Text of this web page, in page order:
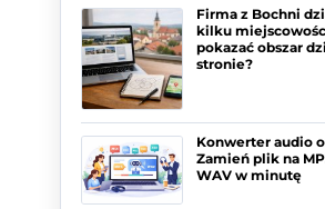
Firma z Bochni
kilku
pokazać obszar
stronie?
Konwerter audio
Zamień plik na
WAV w minutę